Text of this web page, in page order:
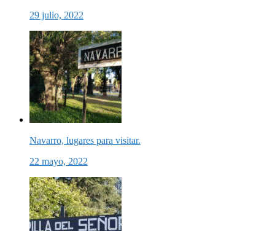
29 julio, 2022
Navarro, lugares para visitar.
22 mayo, 2022